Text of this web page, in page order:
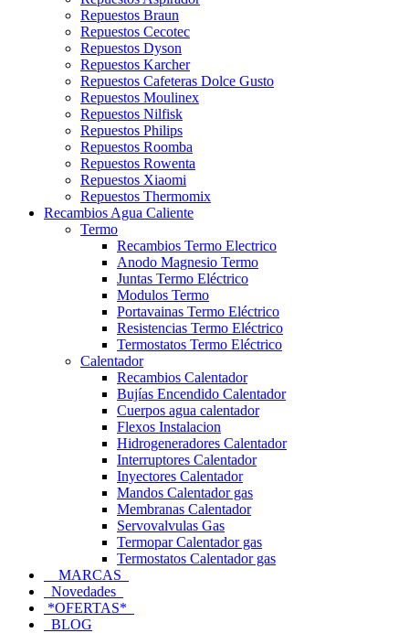
Repuestos Braun
Repuestos Cecotec
Repuestos Dyson
Repuestos Karcher
Repuestos Cafeteras Dolce Gusto
Repuestos Moulinex
Repuestos Nilfisk
Repuestos Philips
Repuestos Roomba
Repuestos Rowenta
Repuestos Xiaomi
Repuestos Thermomix
Recambios Agua Caliente
Termo
Recambios Termo Electrico
Anodo Magnesio Termo
Juntas Termo Eléctrico
Modulos Termo
Portavainas Termo Eléctrico
Resistencias Termo Eléctrico
Termostatos Termo Eléctrico
Calentador
Recambios Calentador
Bujías Encendido Calentador
Cuerpos agua calentador
Flexos Instalacion
Hidrogeneradores Calentador
Interruptores Calentador
Inyectores Calentador
Mandos Calentador gas
Membranas Calentador
Servovalvulas Gas
Termopar Calentador gas
Termostatos Calentador gas
MARCAS
Novedades
*OFERTAS*
BLOG